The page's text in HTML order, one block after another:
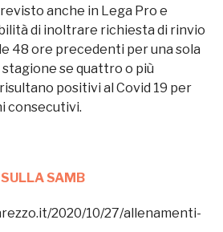
anche in Lega Pro e
di inoltrare richiesta di rinvio
48 ore precedenti per una sola
se quattro o più
positivi al Covid 19 per
consecutivi.
SAMB
2020/10/27/allenamenti-